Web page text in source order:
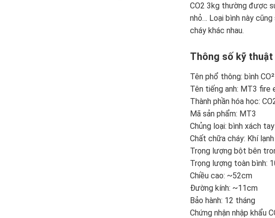
CO2 3kg thường được
nhỏ… Loại bình này
cháy khác nhau.
Thông số kỹ thuật
Tên phổ thông: bình
Tên tiếng anh: MT3 fire
Thành phần hóa học:
Mã sản phẩm: MT3
Chủng loại: bình xách tay
Chất chữa cháy: Khí lạnh
Trọng lượng bột bên
Trọng lượng toàn bình:
Chiều cao: ~52cm
Đường kính: ~11cm
Bảo hành: 12 tháng
Chứng nhận nhập khẩu